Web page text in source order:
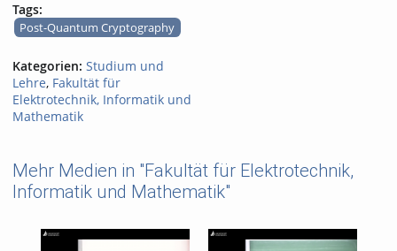
Tags:
Post-Quantum Cryptography
Kategorien: Studium und
Lehre, Fakultät für
Elektrotechnik, Informatik und
Mathematik
Mehr Medien in "Fakultät für Elektrotechnik,
Informatik und Mathematik"